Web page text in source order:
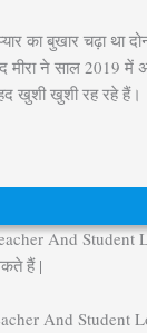
का बुखार चढ़ा था
ने साल 2019 में
खुशी खुशी रह रहे हैं।
And Student
हैं |
And Student